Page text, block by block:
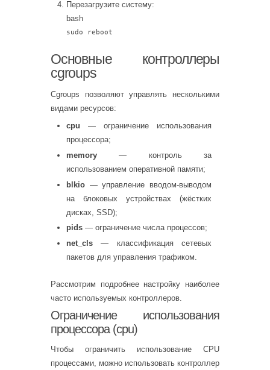
Перезагрузите систему:
bash
sudo reboot
Основные контроллеры
cgroups
Cgroups позволяют управлять несколькими
видами ресурсов:
cpu — ограничение использования
процессора;
memory — контроль за
использованием оперативной памяти;
blkio — управление вводом-выводом
на блоковых устройствах (жёстких
дисках, SSD);
pids — ограничение числа процессов;
net_cls — классификация сетевых
пакетов для управления трафиком.
Рассмотрим подробнее настройку наиболее
часто используемых контроллеров.
Ограничение использования
процессора (cpu)
Чтобы ограничить использование CPU
процессами, можно использовать контроллер